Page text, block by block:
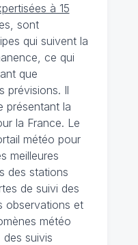
à 15
sont
qui suivent la
ce qui
que
prévisions. Il
présentant la
la France. Le
météo pour
meilleures
des stations
de suivi des
observations et
météo
des suivis